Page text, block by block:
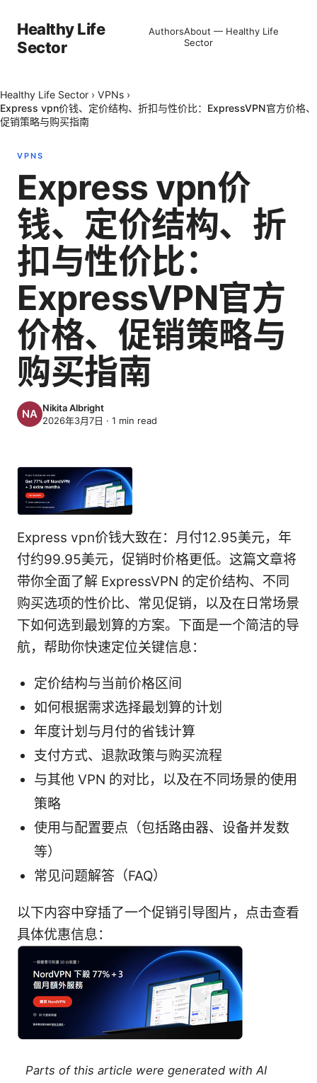
Healthy Life
Sector
AuthorsAbout — Healthy Life
Sector
Healthy Life Sector › VPNs ›
Express vpn价钱、定价结构、折扣与性价比：ExpressVPN官方价格、
促销策略与购买指南
VPNS
Express vpn价
钱、定价结构、折
扣与性价比：
ExpressVPN官方
价格、促销策略与
购买指南
Nikita Albright
2026年3月7日 · 1 min read
Express vpn价钱大致在：月付12.95美元，年
付约99.95美元，促销时价格更低。这篇文章将
带你全面了解 ExpressVPN 的定价结构、不同
购买选项的性价比、常见促销，以及在日常场景
下如何选到最划算的方案。下面是一个简洁的导
航，帮助你快速定位关键信息：
定价结构与当前价格区间
如何根据需求选择最划算的计划
年度计划与月付的省钱计算
支付方式、退款政策与购买流程
与其他 VPN 的对比，以及在不同场景的使用
策略
使用与配置要点（包括路由器、设备并发数
等）
常见问题解答（FAQ）
以下内容中穿插了一个促销引导图片，点击查看
具体优惠信息：
Parts of this article were generated with AI